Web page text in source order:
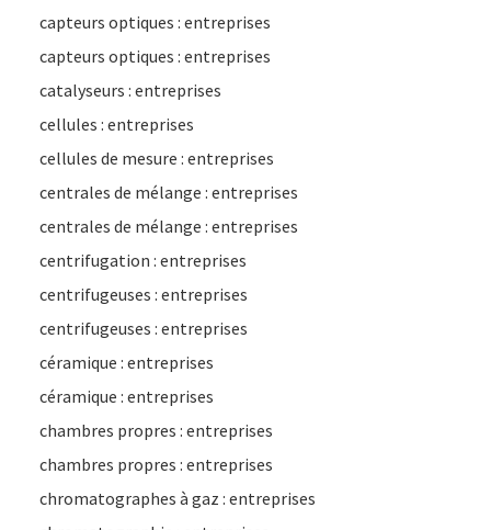
capteurs optiques : entreprises
capteurs optiques : entreprises
catalyseurs : entreprises
cellules : entreprises
cellules de mesure : entreprises
centrales de mélange : entreprises
centrales de mélange : entreprises
centrifugation : entreprises
centrifugeuses : entreprises
centrifugeuses : entreprises
céramique : entreprises
céramique : entreprises
chambres propres : entreprises
chambres propres : entreprises
chromatographes à gaz : entreprises